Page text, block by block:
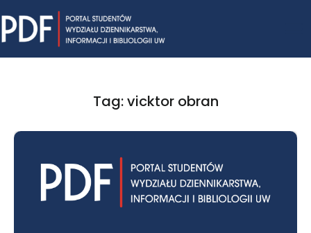
to
content
Tag: vicktor obran